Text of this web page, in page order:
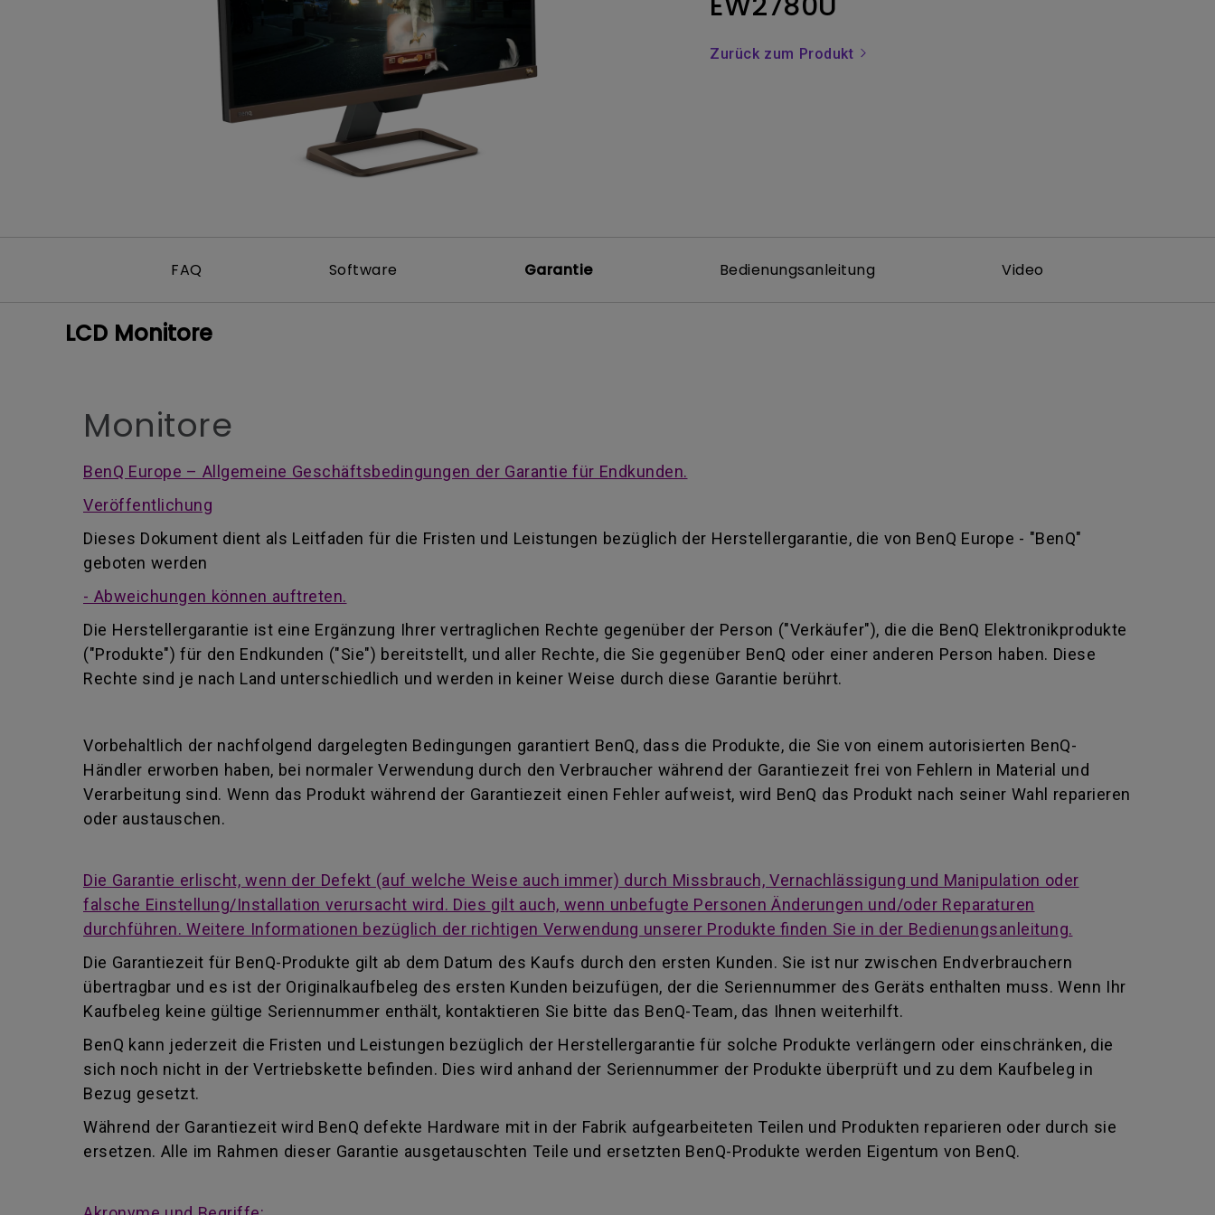
Mit Android TV
P3
Nach hinten gewölbter Monitor
Kabellose Steuerung
Integriert
Zurück zum Produkt
FAQ Software Garantie Bedienungsanleitung Video
LCD Monitore
Monitore
BenQ Europe – Allgemeine Geschäftsbedingungen der Garantie für Endkunden.
Veröffentlichung
Dieses Dokument dient als Leitfaden für die Fristen und Leistungen bezüglich der Herstellergarantie, die von BenQ Europe - "BenQ"
geboten werden
- Abweichungen können auftreten.
Die Herstellergarantie ist eine Ergänzung Ihrer vertraglichen Rechte gegenüber der Person ("Verkäufer"), die die BenQ Elektronikprodukte
("Produkte") für den Endkunden ("Sie") bereitstellt, und aller Rechte, die Sie gegenüber BenQ oder einer anderen Person haben. Diese
Rechte sind je nach Land unterschiedlich und werden in keiner Weise durch diese Garantie berührt.
Vorbehaltlich der nachfolgend dargelegten Bedingungen garantiert BenQ, dass die Produkte, die Sie von einem autorisierten BenQ-
Händler erworben haben, bei normaler Verwendung durch den Verbraucher während der Garantiezeit frei von Fehlern in Material und
Verarbeitung sind. Wenn das Produkt während der Garantiezeit einen Fehler aufweist, wird BenQ das Produkt nach seiner Wahl reparieren
oder austauschen.
Die Garantie erlischt, wenn der Defekt (auf welche Weise auch immer) durch Missbrauch, Vernachlässigung und Manipulation oder
falsche Einstellung/Installation verursacht wird. Dies gilt auch, wenn unbefugte Personen Änderungen und/oder Reparaturen
durchführen. Weitere Informationen bezüglich der richtigen Verwendung unserer Produkte finden Sie in der Bedienungsanleitung.
Die Garantiezeit für BenQ-Produkte gilt ab dem Datum des Kaufs durch den ersten Kunden. Sie ist nur zwischen Endverbrauchern
übertragbar und es ist der Originalkaufbeleg des ersten Kunden beizufügen, der die Seriennummer des Geräts enthalten muss. Wenn Ihr
Kaufbeleg keine gültige Seriennummer enthält, kontaktieren Sie bitte das BenQ-Team, das Ihnen weiterhilft.
BenQ kann jederzeit die Fristen und Leistungen bezüglich der Herstellergarantie für solche Produkte verlängern oder einschränken, die
sich noch nicht in der Vertriebskette befinden. Dies wird anhand der Seriennummer der Produkte überprüft und zu dem Kaufbeleg in
Bezug gesetzt.
Während der Garantiezeit wird BenQ defekte Hardware mit in der Fabrik aufgearbeiteten Teilen und Produkten reparieren oder durch sie
ersetzen. Alle im Rahmen dieser Garantie ausgetauschten Teile und ersetzten BenQ-Produkte werden Eigentum von BenQ.